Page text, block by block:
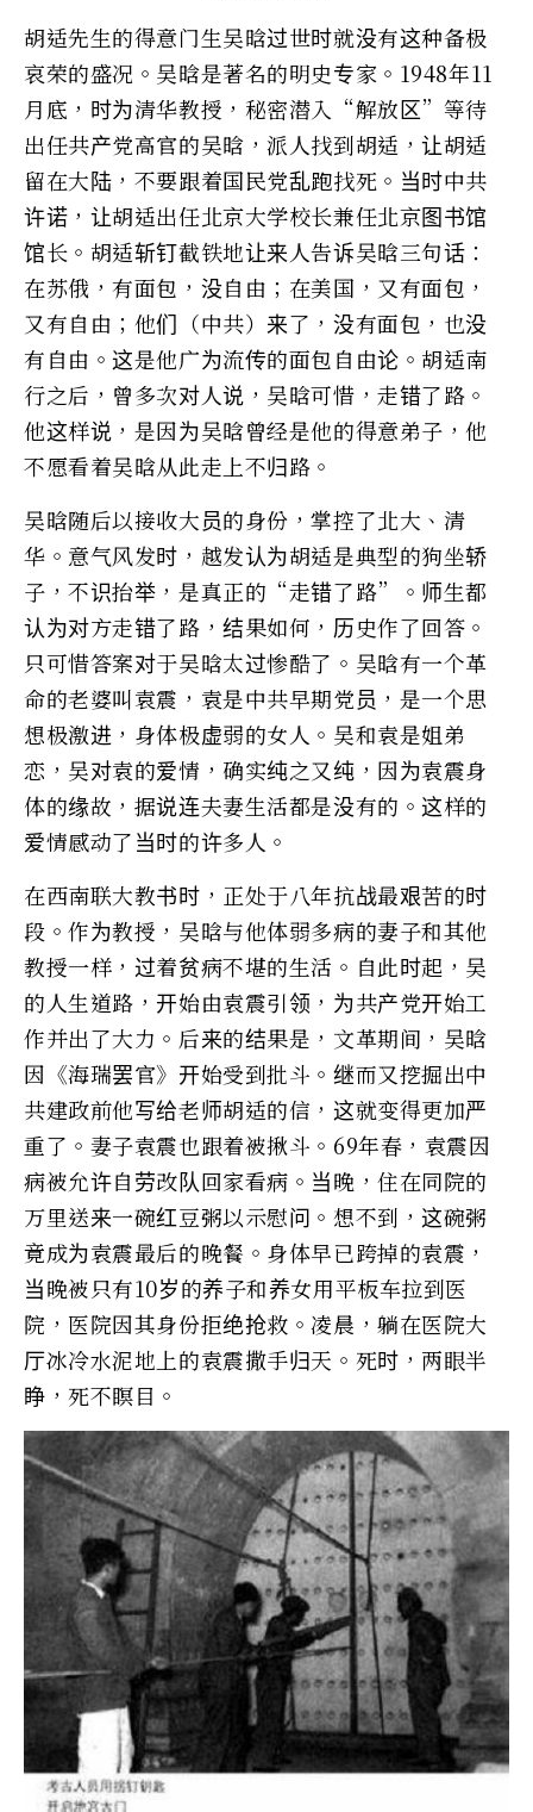
胡适先生的得意门生吴晗过世时就没有这种备极
哀荣的盛况。吴晗是著名的明史专家。1948年11
月底，时为清华教授，秘密潜入“解放区”等待
出任共产党高官的吴晗，派人找到胡适，让胡适
留在大陆，不要跟着国民党乱跑找死。当时中共
许诺，让胡适出任北京大学校长兼任北京图书馆
馆长。胡适斩钉截铁地让来人告诉吴晗三句话：
在苏俄，有面包，没自由；在美国，又有面包，
又有自由；他们（中共）来了，没有面包，也没
有自由。这是他广为流传的面包自由论。胡适南
行之后，曾多次对人说，吴晗可惜，走错了路。
他这样说，是因为吴晗曾经是他的得意弟子，他
不愿看着吴晗从此走上不归路。
吴晗随后以接收大员的身份，掌控了北大、清
华。意气风发时，越发认为胡适是典型的狗坐轿
子，不识抬举，是真正的“走错了路”。师生都
认为对方走错了路，结果如何，历史作了回答。
只可惜答案对于吴晗太过惨酷了。吴晗有一个革
命的老婆叫袁震，袁是中共早期党员，是一个思
想极激进，身体极虚弱的女人。吴和袁是姐弟
恋，吴对袁的爱情，确实纯之又纯，因为袁震身
体的缘故，据说连夫妻生活都是没有的。这样的
爱情感动了当时的许多人。
在西南联大教书时，正处于八年抗战最艰苦的时
段。作为教授，吴晗与他体弱多病的妻子和其他
教授一样，过着贫病不堪的生活。自此时起，吴
的人生道路，开始由袁震引领，为共产党开始工
作并出了大力。后来的结果是，文革期间，吴晗
因《海瑞罢官》开始受到批斗。继而又挖掘出中
共建政前他写给老师胡适的信，这就变得更加严
重了。妻子袁震也跟着被揪斗。69年春，袁震因
病被允许自劳改队回家看病。当晚，住在同院的
万里送来一碗红豆粥以示慰问。想不到，这碗粥
竟成为袁震最后的晚餐。身体早已跨掉的袁震，
当晚被只有10岁的养子和养女用平板车拉到医
院，医院因其身份拒绝抢救。凌晨，躺在医院大
厅冰冷水泥地上的袁震撒手归天。死时，两眼半
睁，死不瞑目。